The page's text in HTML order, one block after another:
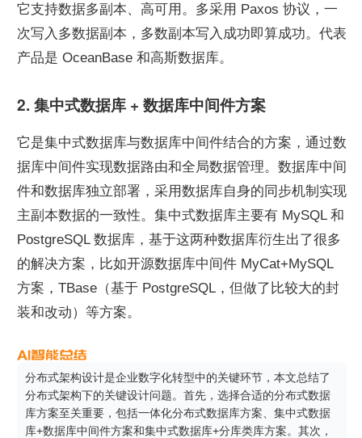
它支持数据多副本、高可用。多采用 Paxos 协议，一
次写入多数据副本，多数副本写入成功即算成功。代表
产品是 OceanBase 和高斯数据库。
2. 集中式数据库 + 数据库中间件方案
它是集中式数据库与数据库中间件结合的方案，通过数
据库中间件实现数据路由和全局数据管理。数据库中间
件和数据库独立部署，采用数据库自身的同步机制实现
主副本数据的一致性。集中式数据库主要有 MySQL 和
PostgreSQL 数据库，基于这两种数据库衍生出了很多
的解决方案，比如开源数据库中间件 MyCat+MySQL
方案，TBase（基于 PostgreSQL，但做了比较大的封
装和改动）等方案。
分布式架构设计是企业数字化转型中的关键环节，本文总结了
分布式架构下的关键设计问题。首先，选择合适的分布式数据
库方案至关重要，包括一体化分布式数据库方案、集中式数据
库+数据库中间件方案和集中式数据库+分库类库方案。其次，